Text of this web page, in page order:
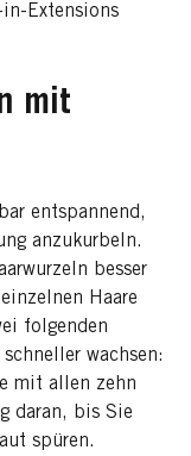
Extensions
mit
entspannend,
anzukurbeln.
besser
Haare
folgenden
wachsen:
mit allen zehn
daran, bis Sie
spüren.